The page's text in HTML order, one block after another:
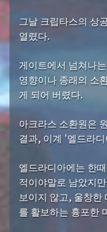
그날 크립타스의 상
열렸다.
게이트에서 넘쳐나
영향이나 종래의 소
게 되어 버렸다.
아크라스 소환원은
결과, 이계 '엘드라
엘드라디아에는 한
적이야말로 남았지
보이지 않고, 울창
를 활보하는 흉포한